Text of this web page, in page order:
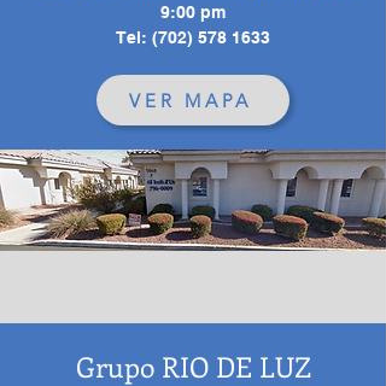
9:00 pm
Tel: (702) 578 1633
VER MAPA
Grupo RIO DE LUZ